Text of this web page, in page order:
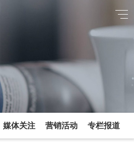
媒体关注 营销活动 专栏报道